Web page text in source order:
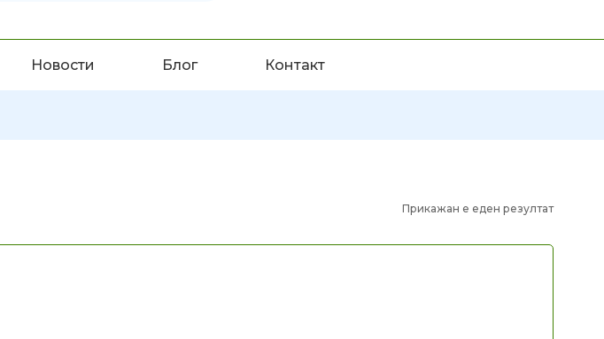
Новости Блог Контакт
Прикажан е еден резултат